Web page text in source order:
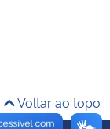
Voltar ao topo